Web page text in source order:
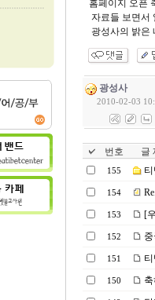
홈페이지 오픈
자료들 보면서
광성사의 밝은
광성사
2010-02-03
번호 글
155
154
153 [
152
151
150